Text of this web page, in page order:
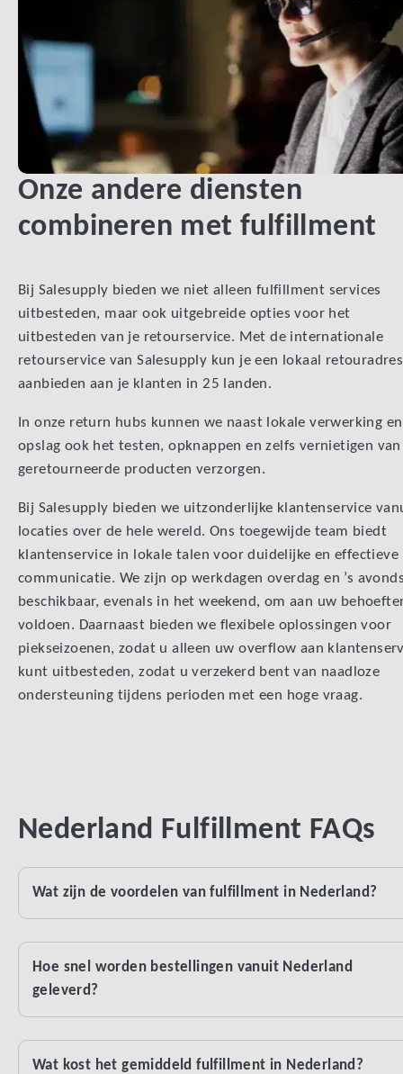
Onze andere diensten
combineren met fulfillment
Bij Salesupply bieden we niet alleen fulfillment services
uitbesteden, maar ook uitgebreide opties voor het
uitbesteden van je retourservice. Met de internationale
retourservice van Salesupply kun je een lokaal retouradres
aanbieden aan je klanten in 25 landen.
In onze return hubs kunnen we naast lokale verwerking en
opslag ook het testen, opknappen en zelfs vernietigen
geretourneerde producten verzorgen.
Bij Salesupply bieden we uitzonderlijke klantenservice
locaties over de hele wereld. Ons toegewijde team biedt
klantenservice in lokale talen voor duidelijke en effectieve
communicatie. We zijn op werkdagen overdag en ’s
beschikbaar, evenals in het weekend, om aan uw
voldoen. Daarnaast bieden we flexibele oplossingen voor
piekseizoenen, zodat u alleen uw overflow aan
kunt uitbesteden, zodat u verzekerd bent van naadloze
ondersteuning tijdens perioden met een hoge vraag.
Nederland Fulfillment FAQs
Wat zijn de voordelen van fulfillment in Nederland?
Hoe snel worden bestellingen vanuit Nederland
geleverd?
Wat kost het gemiddeld fulfillment in Nederland?